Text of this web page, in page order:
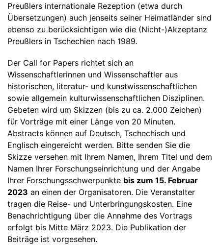
Preußlers internationale Rezeption (etwa durch
Übersetzungen) auch jenseits seiner Heimatländer sind
ebenso zu berücksichtigen wie die (Nicht-)Akzeptanz
Preußlers in Tschechien nach 1989.
Der Call for Papers richtet sich an
Wissenschaftlerinnen und Wissenschaftler aus
historischen, literatur- und kunstwissenschaftlichen
sowie allgemein kulturwissenschaftlichen Disziplinen.
Gebeten wird um Skizzen (bis zu ca. 2.000 Zeichen)
für Vorträge mit einer Länge von 20 Minuten.
Abstracts können auf Deutsch, Tschechisch und
Englisch eingereicht werden. Bitte senden Sie die
Skizze versehen mit Ihrem Namen, Ihrem Titel und dem
Namen Ihrer Forschungseinrichtung und der Angabe
Ihrer Forschungsschwerpunkte bis zum 15. Februar
2023 an einen der Organisatoren. Die Veranstalter
tragen die Reise- und Unterbringungskosten. Eine
Benachrichtigung über die Annahme des Vortrags
erfolgt bis Mitte März 2023. Die Publikation der
Beiträge ist vorgesehen.